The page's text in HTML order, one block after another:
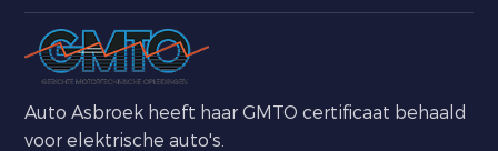
Auto Asbroek heeft haar GMTO certificaat behaald
voor elektrische auto's.